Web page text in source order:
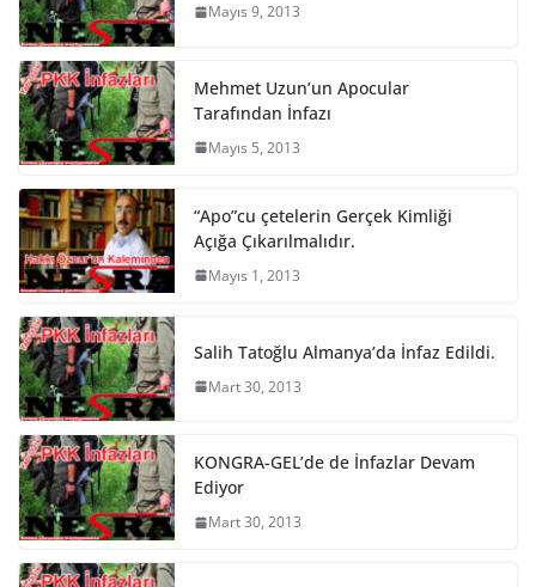
Mayıs 9, 2013
Mehmet Uzun’un Apocular
Tarafından İnfazı
Mayıs 5, 2013
“Apo”cu çetelerin Gerçek Kimliği
Açığa Çıkarılmalıdır.
Mayıs 1, 2013
Salih Tatoğlu Almanya’da İnfaz Edildi.
Mart 30, 2013
KONGRA-GEL’de de İnfazlar Devam
Ediyor
Mart 30, 2013